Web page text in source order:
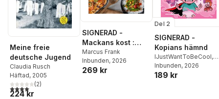
Meine freie
deutsche Jugend
Claudia Rusch
Häftad, 2005
4,0utav 5 stjärnor. Totalt antal röster:
(2)
224 kr
SIGNERAD -
Mackans kost :
Middagar och
matlådor
Marcus Frank
Inbunden, 2026
269 kr
Del 2
SIGNERAD -
Kopians hämnd
IJustWantToBeCool,
Joel Adolphson
Ejdemo Beer
Inbunden, 2026
189 kr